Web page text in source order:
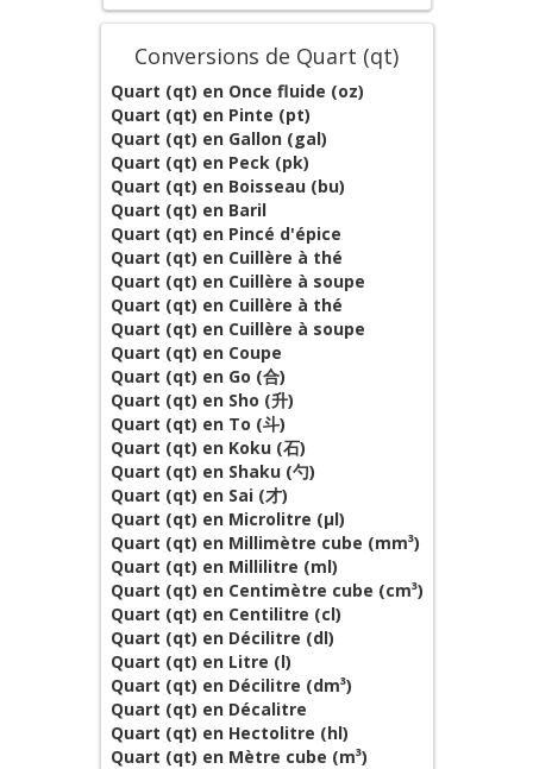
Conversions de Quart (qt)
Quart (qt) en Once fluide (oz)
Quart (qt) en Pinte (pt)
Quart (qt) en Gallon (gal)
Quart (qt) en Peck (pk)
Quart (qt) en Boisseau (bu)
Quart (qt) en Baril
Quart (qt) en Pincé d'épice
Quart (qt) en Cuillère à thé
Quart (qt) en Cuillère à soupe
Quart (qt) en Cuillère à thé
Quart (qt) en Cuillère à soupe
Quart (qt) en Coupe
Quart (qt) en Go (合)
Quart (qt) en Sho (升)
Quart (qt) en To (斗)
Quart (qt) en Koku (石)
Quart (qt) en Shaku (勺)
Quart (qt) en Sai (才)
Quart (qt) en Microlitre (µl)
Quart (qt) en Millimètre cube (mm³)
Quart (qt) en Millilitre (ml)
Quart (qt) en Centimètre cube (cm³)
Quart (qt) en Centilitre (cl)
Quart (qt) en Décilitre (dl)
Quart (qt) en Litre (l)
Quart (qt) en Décilitre (dm³)
Quart (qt) en Décalitre
Quart (qt) en Hectolitre (hl)
Quart (qt) en Mètre cube (m³)